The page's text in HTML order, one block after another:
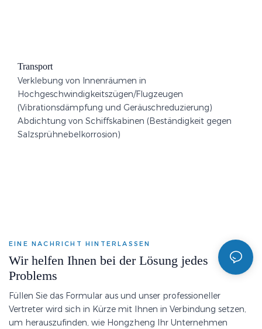
Transport
Verklebung von Innenräumen in
Hochgeschwindigkeitszügen/Flugzeugen
(Vibrationsdämpfung und Geräuschreduzierung)
Abdichtung von Schiffskabinen (Beständigkeit gegen
Salzsprühnebelkorrosion)
EINE NACHRICHT HINTERLASSEN
Wir helfen Ihnen bei der Lösung jedes
Problems
Füllen Sie das Formular aus und unser professioneller
Vertreter wird sich in Kürze mit Ihnen in Verbindung setzen,
um herauszufinden, wie Hongzheng Ihr Unternehmen